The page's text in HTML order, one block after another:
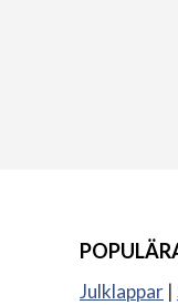
Julklappar |